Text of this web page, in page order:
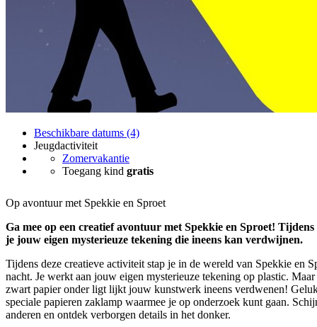
Beschikbare datums (4)
Jeugdactiviteit
Zomervakantie
Toegang kind gratis
Op avontuur met Spekkie en Sproet
Ga mee op een creatief avontuur met Spekkie en Sproet!
je jouw eigen mysterieuze tekening die ineens kan verdwijnen.
Tijdens deze creatieve activiteit stap je in de wereld van Spekkie en
nacht. Je werkt aan jouw eigen mysterieuze tekening op plastic.
zwart papier onder ligt lijkt jouw kunstwerk ineens verdwenen!
speciale papieren zaklamp waarmee je op onderzoek kunt gaan.
anderen en ontdek verborgen details in het donker.